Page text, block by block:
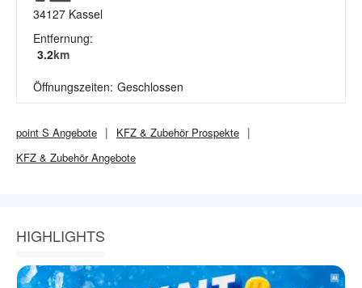
34127 Kassel
Entfernung:
3.2km
Öffnungszeiten: Geschlossen
point S Angebote KFZ & ZubehörProspekte
KFZ & ZubehörAngebote
HIGHLIGHTS